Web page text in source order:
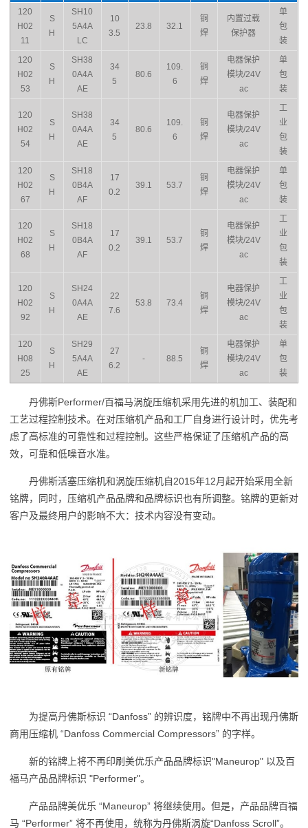
120
H02
11
S
H
SH10
5A4A
LC
10
3.5
23.8 32.1
铜
焊
内置过载
保护器
单
包
装
120
H02
53
S
H
SH38
0A4A
AE
34
5
80.6
109.
6
铜
焊
电器保护
模块/24V
ac
单
包
装
120
H02
54
S
H
SH38
0A4A
AE
34
5
80.6
109.
6
铜
焊
电器保护
模块/24V
ac
工
业
包
装
120
H02
67
S
H
SH18
0B4A
AF
17
0.2
39.1 53.7
铜
焊
电器保护
模块/24V
ac
单
包
装
120
H02
68
S
H
SH18
0B4A
AF
17
0.2
39.1 53.7
铜
焊
电器保护
模块/24V
ac
工
业
包
装
120
H02
92
S
H
SH24
0A4A
AE
22
7.6
53.8 73.4
铜
焊
电器保护
模块/24V
ac
工
业
包
装
120
H08
25
S
H
SH29
5A4A
AE
27
6.2
- 88.5
铜
焊
电器保护
模块/24V
ac
单
包
装
丹佛斯Performer/百福马涡旋压缩机采用先进的机加工、装配和
工艺过程控制技术。在对压缩机产品和工厂自身进行设计时，优先考
虑了高标准的可靠性和过程控制。这些严格保证了压缩机产品的高
效，可靠和低噪音水准。
丹佛斯活塞压缩机和涡旋压缩机自2015年12月起开始采用全新
铭牌，同时，压缩机产品品牌和品牌标识也有所调整。铭牌的更新对
客户及最终用户的影响不大：技术内容没有变动。
为提高丹佛斯标识 “Danfoss” 的辨识度，铭牌中不再出现丹佛斯
商用压缩机 “Danfoss Commercial Compressors” 的字样。
新的铭牌上将不再印刷美优乐产品品牌标识"Maneurop" 以及百
福马产品品牌标识 "Performer"。
产品品牌美优乐 “Maneurop” 将继续使用。但是，产品品牌百福
马 “Performer” 将不再使用，统称为丹佛斯涡旋“Danfoss Scroll”。